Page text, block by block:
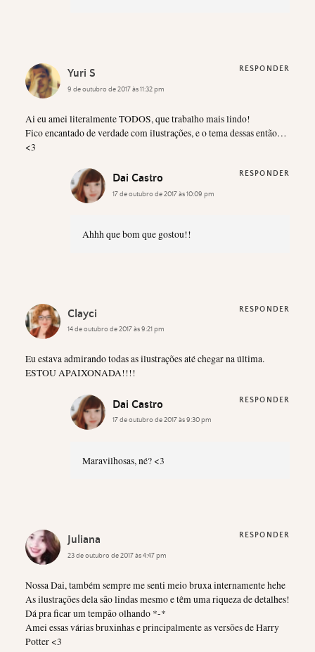
Yuri S
9 de outubro de 2017 às 11:32 pm
Ai eu amei literalmente TODOS, que trabalho mais lindo!
Fico encantado de verdade com ilustrações, e o tema dessas então…
<3
RESPONDER
Dai Castro
17 de outubro de 2017 às 10:09 pm
Ahhh que bom que gostou!!
RESPONDER
Clayci
14 de outubro de 2017 às 9:21 pm
Eu estava admirando todas as ilustrações até chegar na última.
ESTOU APAIXONADA!!!!
RESPONDER
Dai Castro
17 de outubro de 2017 às 9:30 pm
Maravilhosas, né? <3
RESPONDER
Juliana
23 de outubro de 2017 às 4:47 pm
Nossa Dai, também sempre me senti meio bruxa internamente hehe
As ilustrações dela são lindas mesmo e têm uma riqueza de detalhes!
Dá pra ficar um tempão olhando *-*
Amei essas várias bruxinhas e principalmente as versões de Harry
Potter <3
RESPONDER